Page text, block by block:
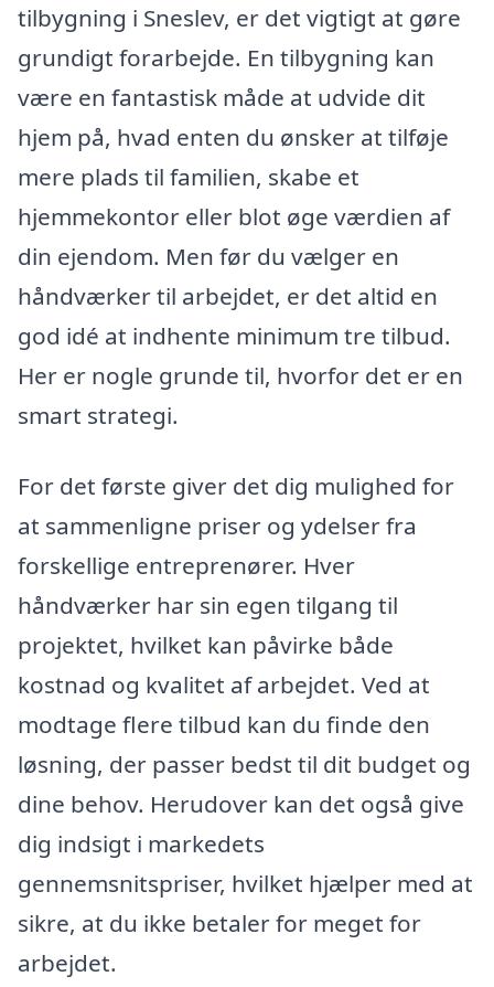
tilbygning i Sneslev, er det vigtigt at gøre
grundigt forarbejde. En tilbygning kan
være en fantastisk måde at udvide dit
hjem på, hvad enten du ønsker at tilføje
mere plads til familien, skabe et
hjemmekontor eller blot øge værdien af
din ejendom. Men før du vælger en
håndværker til arbejdet, er det altid en
god idé at indhente minimum tre tilbud.
Her er nogle grunde til, hvorfor det er en
smart strategi.
For det første giver det dig mulighed for
at sammenligne priser og ydelser fra
forskellige entreprenører. Hver
håndværker har sin egen tilgang til
projektet, hvilket kan påvirke både
kostnad og kvalitet af arbejdet. Ved at
modtage flere tilbud kan du finde den
løsning, der passer bedst til dit budget og
dine behov. Herudover kan det også give
dig indsigt i markedets
gennemsnitspriser, hvilket hjælper med at
sikre, at du ikke betaler for meget for
arbejdet.